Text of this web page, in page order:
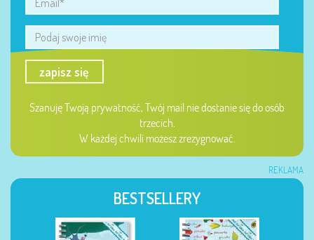
zapisz się
Szanuję Twoją prywatność, Twój mail nie dostanie się do osób
trzecich.
W każdej chwili możesz zrezygnować.
REKLAMA
BESTSELLERY